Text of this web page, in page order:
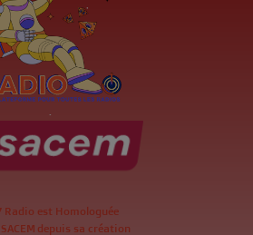
.
Radio est Homologuée
depuis sa création